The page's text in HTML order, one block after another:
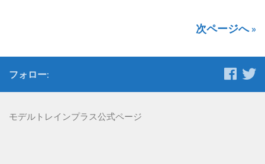
次ページへ »
フォロー:
モデルトレインプラス公式ページ